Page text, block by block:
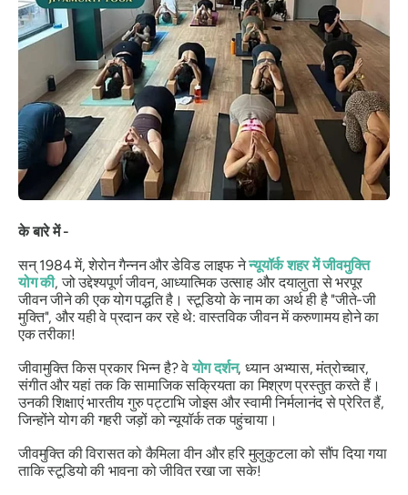
के बारे में -
सन् 1984 में, शेरोन गैन्नन और डेविड लाइफ नेन्यूयॉर्क शहर में जीवमुक्ति
योग की, जो उद्देश्यपूर्ण जीवन, आध्यात्मिक उत्साह और दयालुता से भरपूर
जीवन जीने की एक योग पद्धति है। स्टूडियो के नाम का अर्थ ही है "जीते-जी
मुक्ति", और यही वे प्रदान कर रहे थे:वास्तविक जीवन में करुणामय होने का
एक तरीका!
जीवामुक्ति किस प्रकार भिन्न है? वेयोग दर्शन, ध्यान अभ्यास, मंत्रोच्चार,
संगीत और यहां तक ​​कि सामाजिक सक्रियता का मिश्रण प्रस्तुत करते हैं।
उनकी शिक्षाएं भारतीय गुरु पट्टाभि जोइस और स्वामी निर्मलानंद से प्रेरित हैं,
जिन्होंने योग की गहरी जड़ों को न्यूयॉर्क तक पहुंचाया।
जीवमुक्ति की विरासत को कैमिला वीन और हरि मुलुकुटला को सौंप दिया गया
ताकि स्टूडियो की भावना को जीवित रखा जा सके!